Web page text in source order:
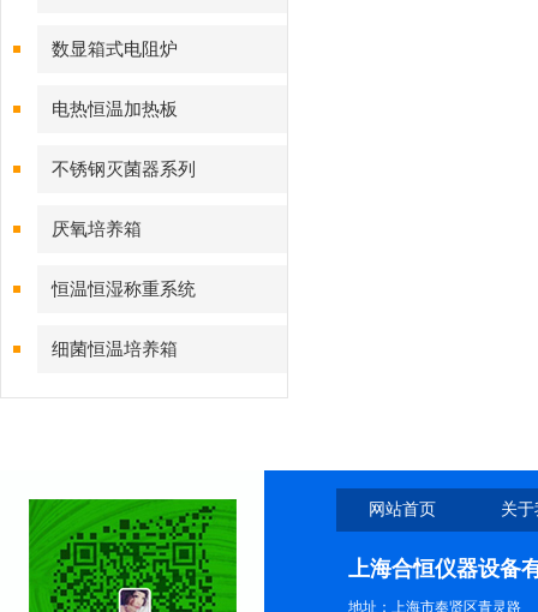
数显箱式电阻炉
电热恒温加热板
不锈钢灭菌器系列
厌氧培养箱
恒温恒湿称重系统
细菌恒温培养箱
网站首页 关
上海合恒仪器设备
地址：上海市奉贤区青灵路